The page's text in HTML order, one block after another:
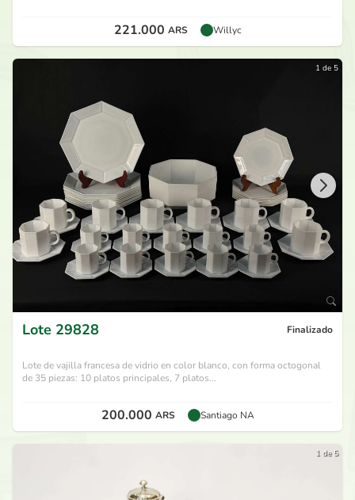
221.000 ARS Willyc
1 de 5
Lote 29828 Finalizado
Lote de vajilla francesa de vidrio en color blanco, con forma octogonal
de 35 piezas: 10 platos principales, 7 platos...
200.000 ARS Santiago NA
1 de 5